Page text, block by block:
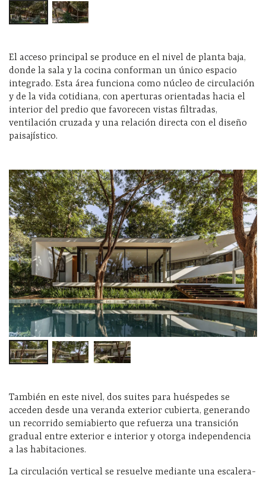
El acceso principal se produce en el nivel de planta baja,
donde la sala y la cocina conforman un único espacio
integrado. Esta área funciona como núcleo de circulación
y de la vida cotidiana, con aperturas orientadas hacia el
interior del predio que favorecen vistas filtradas,
ventilación cruzada y una relación directa con el diseño
paisajístico.
También en este nivel, dos suites para huéspedes se
acceden desde una veranda exterior cubierta, generando
un recorrido semiabierto que refuerza una transición
gradual entre exterior e interior y otorga independencia
a las habitaciones.
La circulación vertical se resuelve mediante una escalera-